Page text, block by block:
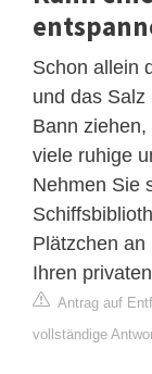
Schon allein
und das Salz
Bann
viele ruhige
Nehmen Sie
Plätzchen
Ihren
Antrag auf
vollständige